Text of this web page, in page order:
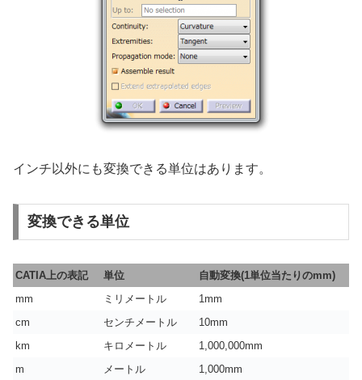
インチ以外にも変換できる単位はあります。
変換できる単位
CATIA上の表記 単位
自動変換(1単位当たりのmm)
mm
ミリメートル
1mm
cm
センチメートル
10mm
km
キロメートル
1,000,000mm
m
メートル
1,000mm